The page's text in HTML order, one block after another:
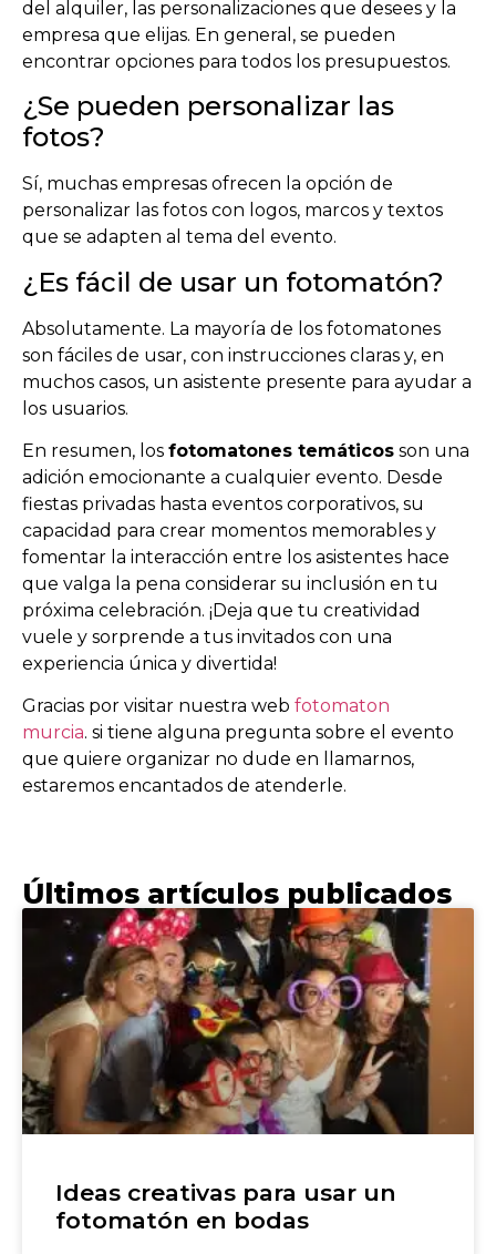
del alquiler, las personalizaciones que desees y la
empresa que elijas. En general, se pueden
encontrar opciones para todos los presupuestos.
¿Se pueden personalizar las
fotos?
Sí, muchas empresas ofrecen la opción de
personalizar las fotos con logos, marcos y textos
que se adapten al tema del evento.
¿Es fácil de usar un fotomatón?
Absolutamente. La mayoría de los fotomatones
son fáciles de usar, con instrucciones claras y, en
muchos casos, un asistente presente para ayudar a
los usuarios.
En resumen, los fotomatones temáticos son una
adición emocionante a cualquier evento. Desde
fiestas privadas hasta eventos corporativos, su
capacidad para crear momentos memorables y
fomentar la interacción entre los asistentes hace
que valga la pena considerar su inclusión en tu
próxima celebración. ¡Deja que tu creatividad
vuele y sorprende a tus invitados con una
experiencia única y divertida!
Gracias por visitar nuestra web fotomaton
murcia. si tiene alguna pregunta sobre el evento
que quiere organizar no dude en llamarnos,
estaremos encantados de atenderle.
Últimos artículos publicados
Ideas creativas para usar un
fotomatón en bodas